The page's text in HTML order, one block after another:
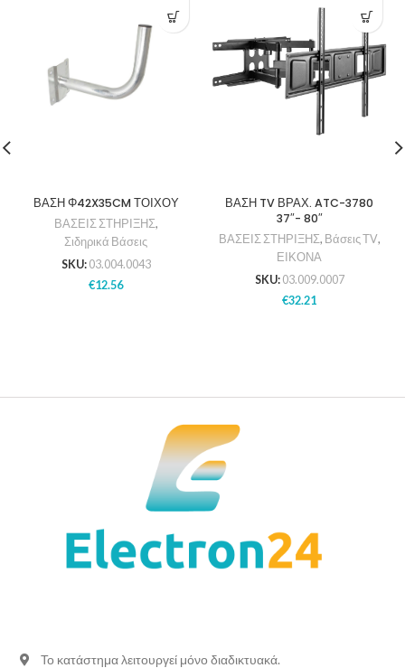
ΒΑΣΗ Φ42X35CM ΤΟΙΧΟΥ
ΒΑΣΕΙΣ ΣΤΗΡΙΞΗΣ,
Σιδηρικά Βάσεις
SKU: 03.004.0043
€12.56
ΒΑΣΗ TV ΒΡΑΧ. ATC-3780
37″- 80″
ΒΑΣΕΙΣ ΣΤΗΡΙΞΗΣ, Βάσεις ΤV,
ΕΙΚΟΝΑ
SKU: 03.009.0007
€32.21
Το κατάστημα λειτουργεί μόνο διαδικτυακά.